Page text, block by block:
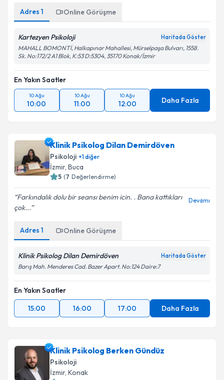
Adres 1 Online Görüşme
Kartezyen Psikoloji Haritada Göster
MAHALL BOMONTİ, Halkapınar Mahallesi, Mürselpaşa Bulvarı, 1558.
Sk. No:172/2 A1 Blok, K:53 D:5304, 35170 Konak/İzmir
En Yakın Saatler
10 Ağu
10:00
10 Ağu
11:00
10 Ağu
12:00 Daha Fazla
Klinik Psikolog Dilan Demirdöven
Psikoloji +1diğer
İzmir, Buca
5 (7 Değerlendirme)
Farkındalık dolu bir seansı benim icin. . Bana kattıkları
çok...
Devamı
Adres 1 Online Görüşme
Klinik Psikolog Dilan Demirdöven Haritada Göster
Barış Mah. Menderes Cad. Bazer Apart. No:124 Daire:7
En Yakın Saatler
15:00
16:00 17:00 Daha Fazla
Klinik Psikolog Berken Gündüz
Psikoloji
İzmir, Konak